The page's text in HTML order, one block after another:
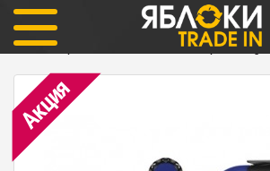
Фен Supersonic HD18 Vinca Blue/Topaz Orange
Акция